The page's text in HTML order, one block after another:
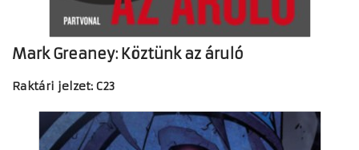
Mark Greaney: Köztünk az áruló
Raktári jelzet: C23